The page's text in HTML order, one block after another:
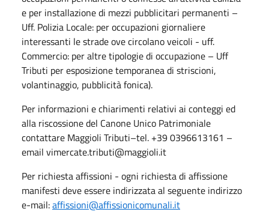
e per installazione di mezzi pubblicitari permanenti –
Uff. Polizia Locale: per occupazioni giornaliere
interessanti le strade ove circolano veicoli - uff.
Commercio: per altre tipologie di occupazione – Uff
Tributi per esposizione temporanea di striscioni,
volantinaggio, pubblicità fonica).
Per informazioni e chiarimenti relativi ai conteggi ed
alla riscossione del Canone Unico Patrimoniale
contattare Maggioli Tributi–tel. +39 0396613161 –
email vimercate.tributi@maggioli.it
Per richiesta affissioni - ogni richiesta di affissione
manifesti deve essere indirizzata al seguente indirizzo
e-mail:affissioni@affissionicomunali.it